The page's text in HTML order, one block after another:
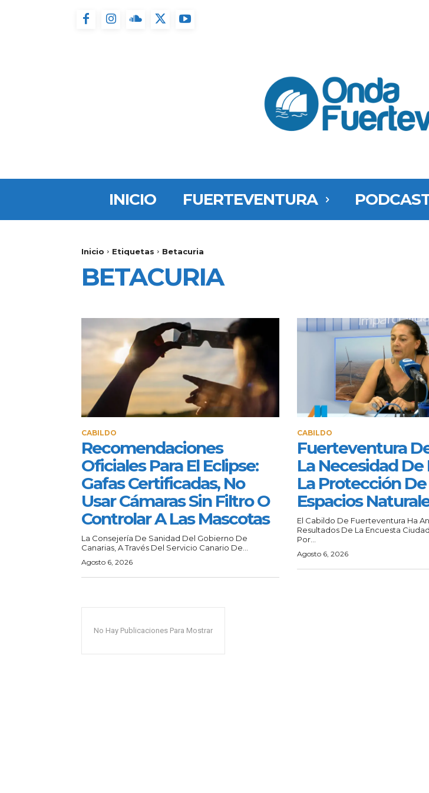
INICIO FUERTEVENTURA
Inicio Etiquetas Betacuria
BETACURIA
CABILDO
Recomendaciones
Oficiales Para El Eclipse:
Gafas Certificadas, No
Usar Cámaras Sin Filtro O
Controlar A Las Mascotas
La Consejería De Sanidad Del Gobierno De
Canarias, A Través Del Servicio Canario De...
Agosto 6, 2026
CABILDO
Fuerteventura
La Necesidad De
La Protección De
Espacios
El Cabildo De Fuerteventura Ha
Resultados De La Encuesta
Por...
Agosto 6, 2026
No Hay Publicaciones Para Mostrar